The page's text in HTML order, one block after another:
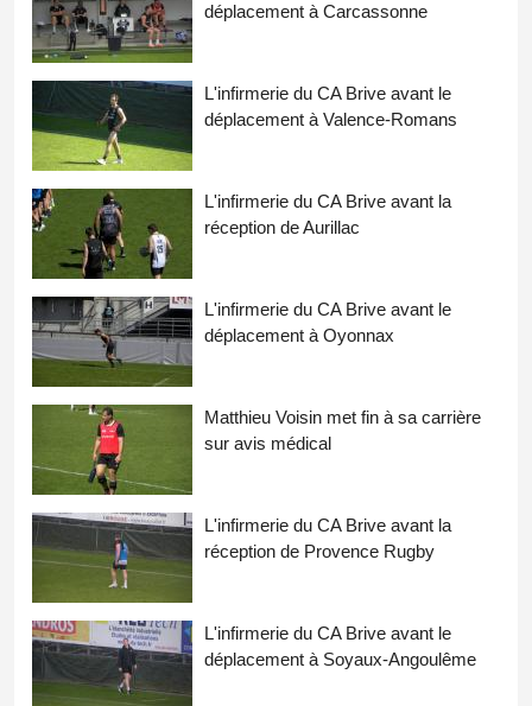
déplacement à Carcassonne
L'infirmerie du CA Brive avant le
déplacement à Valence-Romans
L'infirmerie du CA Brive avant la
réception de Aurillac
L'infirmerie du CA Brive avant le
déplacement à Oyonnax
Matthieu Voisin met fin à sa carrière
sur avis médical
L'infirmerie du CA Brive avant la
réception de Provence Rugby
L'infirmerie du CA Brive avant le
déplacement à Soyaux-Angoulême